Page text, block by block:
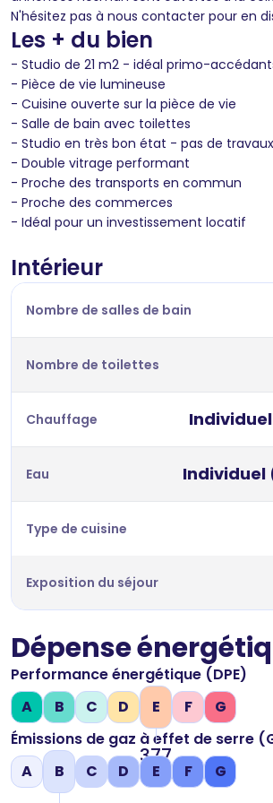
N'hésitez pas à nous contacter pour en
Les + du bien
- Studio de 21 m2 - idéal primo-
- Pièce de vie lumineuse
- Cuisine ouverte sur la pièce de vie
- Salle de bain avec toilettes
- Studio en très bon état - pas de
- Double vitrage performant
- Proche des transports en commun
- Proche des commerces
- Idéal pour un investissement locatif
Intérieur
Nombre de salles de bain
Nombre de toilettes
Chauffage
Eau
Type de cuisine
Exposition du séjour
Dépense
Performance énergétique (DPE)
A
B C D E
377
kWh/m2 par an
F
G
Émissions de gaz à effet de serre
A
B C D E F G